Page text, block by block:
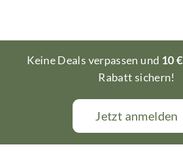
Keine Deals verpassen und 10 €
Rabatt sichern!
Jetzt anmelden